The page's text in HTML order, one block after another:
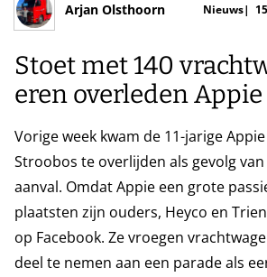
Arjan Olsthoorn Nieuws
Stoet met 140
eren overleden Appie
Vorige week kwam de 11-jarige
Stroobos te overlijden als gevolg
aanval. Omdat Appie een grote
plaatsten zijn ouders, Heyco en
op Facebook. Ze vroegen
deel te nemen aan een parade als